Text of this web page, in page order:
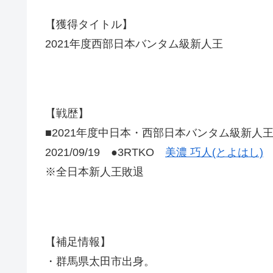
【獲得タイトル】
2021年度西部日本バンタム級新人王
【戦歴】
■2021年度中日本・西部日本バンタム級新人
2021/09/19 ●3RTKO 美濃 巧人(とよはし)
※全日本新人王敗退
【補足情報】
・群馬県太田市出身。